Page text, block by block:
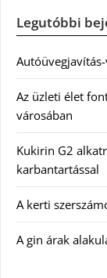
Legutóbbi
Az üzleti élet
városában
Kukirin G2
karbantartással
A kerti
A gin árak